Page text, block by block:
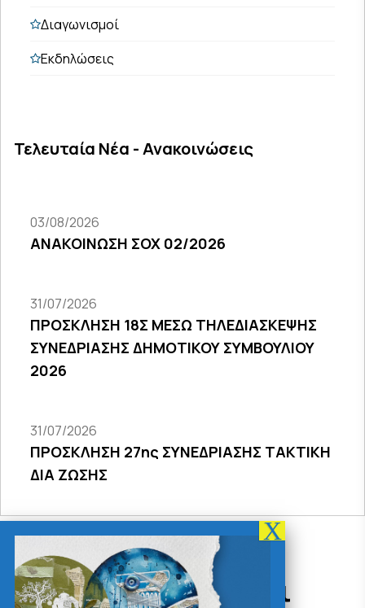
Διαγωνισμοί
Εκδηλώσεις
Τελευταία Νέα - Ανακοινώσεις
03/08/2026
ΑΝΑΚΟΙΝΩΣΗ ΣΟΧ 02/2026
31/07/2026
ΠΡΟΣΚΛΗΣΗ 18Σ ΜΕΣΩ ΤΗΛΕΔΙΑΣΚΕΨΗΣ
ΣΥΝΕΔΡΙΑΣΗΣ ΔΗΜΟΤΙΚΟΥ ΣΥΜΒΟΥΛΙΟΥ
2026
31/07/2026
ΠΡΟΣΚΛΗΣΗ 27ης ΣΥΝΕΔΡΙΑΣΗΣ ΤΑΚΤΙΚΗ
ΔΙΑ ΖΩΣΗΣ
Δράσεις - Χρήσιμοι